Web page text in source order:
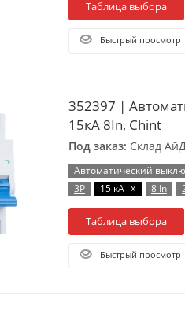
Таблица выбора
Быстрый просмотр
352397 |
15кА 8In, Chint
Под заказ: Склад
Автоматический
3P
15 кА x 8 In
Таблица выбора
Быстрый просмотр